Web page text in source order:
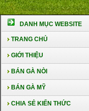
DANH MỤC WEBSITE
TRANG CHỦ
GIỚI THIỆU
BÁN GÀ NÒI
BÁN GÀ MỸ
CHIA SẺ KIẾN THỨC